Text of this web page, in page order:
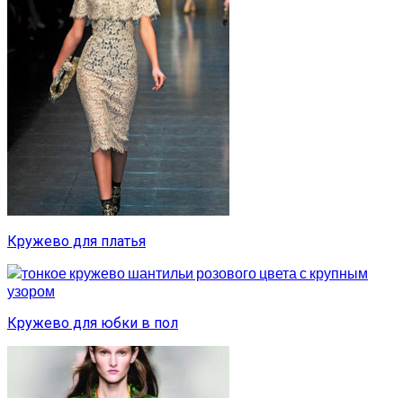
Кружево для платья
Кружево для юбки в пол